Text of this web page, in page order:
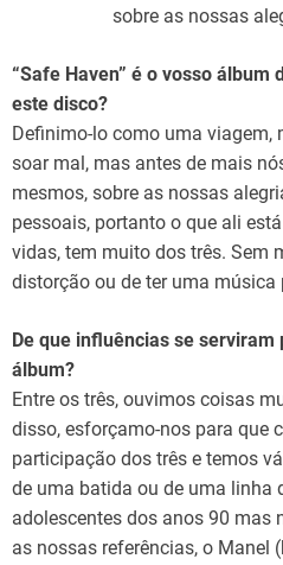
sobre as nossas
“Safe Haven” é o vosso álbum
este disco?
Definimo-lo como uma viagem,
soar mal, mas antes de mais
mesmos, sobre as nossas
pessoais, portanto o que ali
vidas, tem muito dos três. Sem
distorção ou de ter uma
De que influências se
álbum?
Entre os três, ouvimos coisas
disso, esforçamo-nos para que
participação dos três e temos
de uma batida ou de uma linha
adolescentes dos anos 90 mas
as nossas referências, o Manel